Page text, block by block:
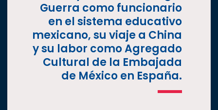
Guerra como funcionario
en el sistema educativo
mexicano, su viaje a China
y su labor como Agregado
Cultural de la Embajada
de México en España.